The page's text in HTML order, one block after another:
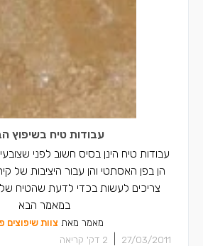
עבודות טיח בשיפוץ
עבודות טיח הינן בסיס חשוב לפני
הן בפן האסתטי והן עבור היציבות של
צריכים לעשות בכדי לדעת שהטיח
במאמר הבא
מאמר מאת צוות שיפוצים
27/03/2011
2 דק' קריאה